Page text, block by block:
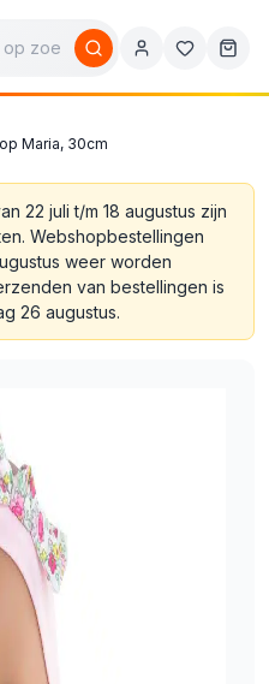
Maria, 30cm
22 juli t/m 18 augustus zijn
Webshopbestellingen
weer worden
van bestellingen is
26 augustus.